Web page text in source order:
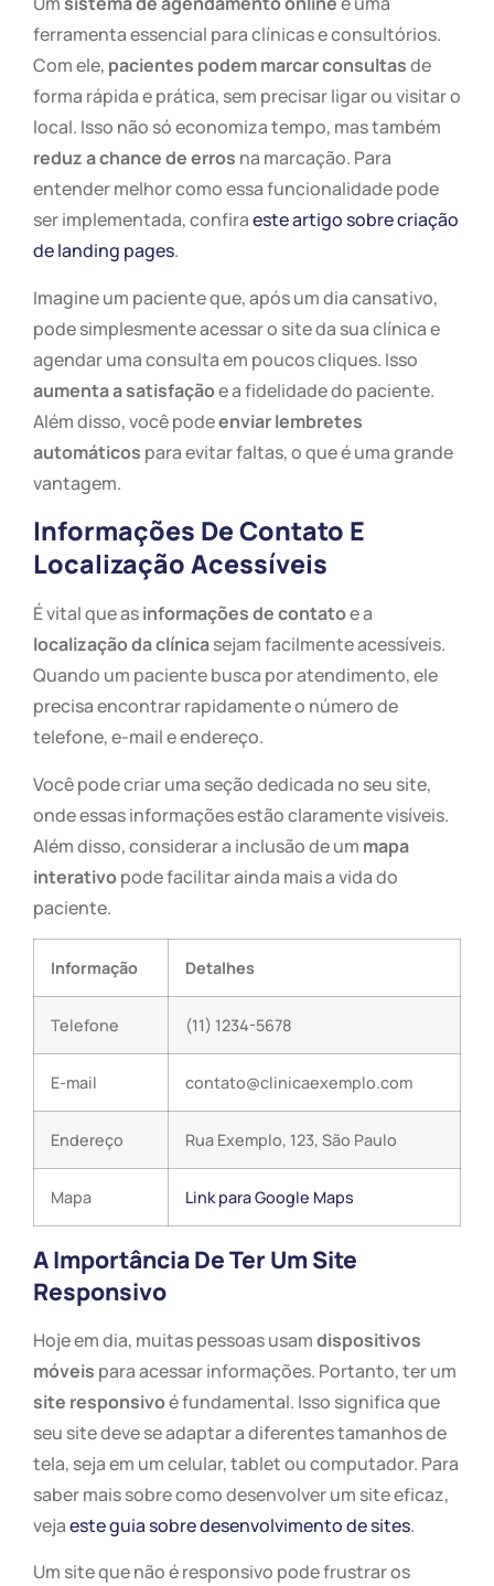
ferramenta essencial para clínicas e consultórios.
Com ele, pacientes podem marcar consultasde
forma rápida e prática, sem precisar ligar ou visitar o
local. Isso não só economiza tempo, mas também
reduz a chance de erros na marcação. Para
entender melhor como essa funcionalidade pode
ser implementada, confiraeste artigo sobre criação
de landing pages.
Imagine um paciente que, após um dia cansativo,
pode simplesmente acessar o site da sua clínica e
agendar uma consulta em poucos cliques. Isso
aumenta a satisfaçãoe a fidelidade do paciente.
Além disso, você podeenviar lembretes
automáticos para evitar faltas, o que é uma grande
vantagem.
Informações De Contato E
Localização Acessíveis
É vital que asinformações de contatoe a
localização da clínicasejam facilmente acessíveis.
Quando um paciente busca por atendimento, ele
precisa encontrar rapidamente o número de
telefone, e-mail e endereço.
Você pode criar uma seção dedicada no seu site,
onde essas informações estão claramente visíveis.
Além disso, considerar a inclusão de um mapa
interativopode facilitar ainda mais a vida do
paciente.
Informação Detalhes
Telefone (11) 1234-5678
E-mail contato@clinicaexemplo.com
Endereço Rua Exemplo, 123, São Paulo
Mapa Link para Google Maps
A Importância De Ter Um Site
Responsivo
Hoje em dia, muitas pessoas usamdispositivos
móveis para acessar informações. Portanto, ter um
site responsivoé fundamental. Isso significa que
seu site deve se adaptar a diferentes tamanhos de
tela, seja em um celular, tablet ou computador. Para
saber mais sobre como desenvolver um site eficaz,
vejaeste guia sobre desenvolvimento de sites.
Um site que não é responsivo pode frustrar os